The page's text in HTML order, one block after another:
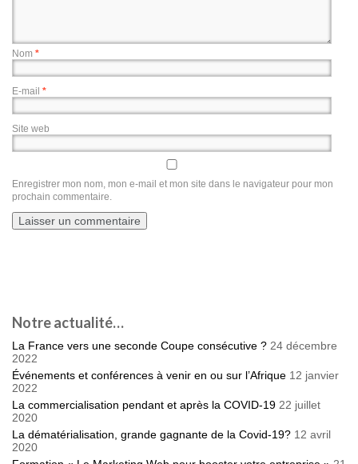
Nom *
E-mail *
Site web
Enregistrer mon nom, mon e-mail et mon site dans le navigateur pour mon
prochain commentaire.
Notre actualité…
La France vers une seconde Coupe consécutive ? 24 décembre
2022
Événements et conférences à venir en ou sur l’Afrique 12 janvier
2022
La commercialisation pendant et après la COVID-19 22 juillet
2020
La dématérialisation, grande gagnante de la Covid-19? 12 avril
2020